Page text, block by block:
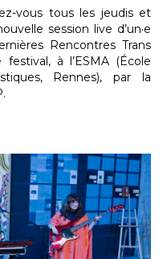
vous tous les jeudis et
session live d’un·e
Rencontres Trans
à l’ESMA (École
Rennes), par la